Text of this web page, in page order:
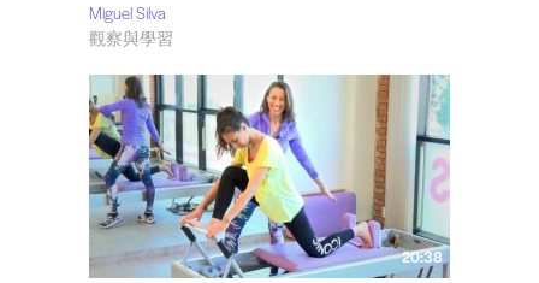
Miguel Silva
觀察與學習
20:38